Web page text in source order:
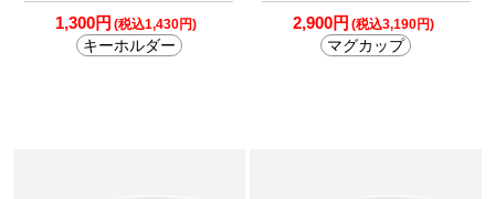
1,300円 (税込1,430円)
キーホルダー
2,900円 (税込3,190円)
マグカップ